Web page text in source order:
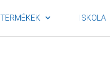
TERMÉKEK ISKOLA